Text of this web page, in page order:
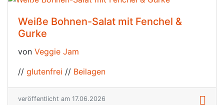
Weiße Bohnen-Salat mit Fenchel &
Gurke
von Veggie Jam
// glutenfrei // Beilagen
veröffentlicht am 17.06.2026